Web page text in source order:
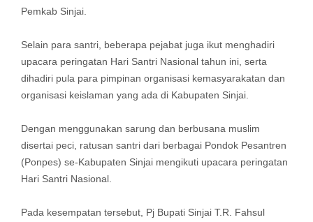
Pemkab Sinjai.
Selain para santri, beberapa pejabat juga ikut menghadiri
upacara peringatan Hari Santri Nasional tahun ini, serta
dihadiri pula para pimpinan organisasi kemasyarakatan dan
organisasi keislaman yang ada di Kabupaten Sinjai.
Dengan menggunakan sarung dan berbusana muslim
disertai peci, ratusan santri dari berbagai Pondok Pesantren
(Ponpes) se-Kabupaten Sinjai mengikuti upacara peringatan
Hari Santri Nasional.
Pada kesempatan tersebut, Pj Bupati Sinjai T.R. Fahsul